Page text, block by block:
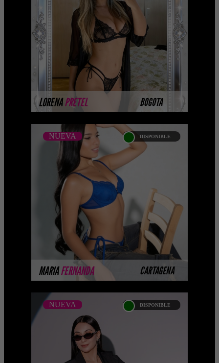
LORENAPRETEL BOGOTA
Platinum Esta modelo pertenece a
nuestro Catálogo Privado Platinum.
Selección privada de modelos con un
nivel de belleza y perform ...
MÁS INFORMACIÓN
MARIAFERNANDA CARTAGENA
NUEVA DISPONIBLE
MARIA FERNANDA -
CATALOGO PLATINO
NUEVA
Platinum Esta modelo pertenece a
nuestro Catálogo Privado Platinum.
Selección privada de modelos con un
nivel de belleza y perform ...
MÁS INFORMACIÓN
NUEVA DISPONIBLE
DANIELA HERRERA -
CATALOGO PLATINO -
BOGOTA
NUEVA